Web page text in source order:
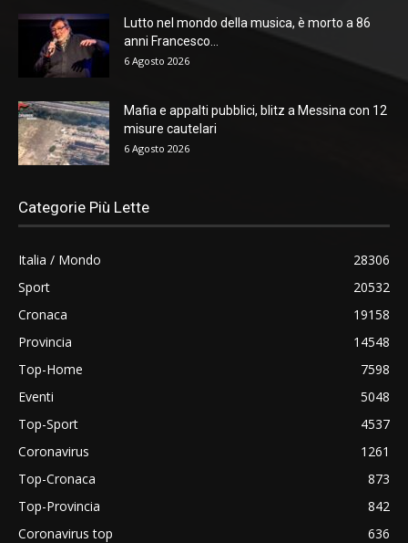
Lutto nel mondo della musica, è morto a 86
anni Francesco...
6 Agosto 2026
Mafia e appalti pubblici, blitz a Messina con 12
misure cautelari
6 Agosto 2026
Categorie Più Lette
Italia / Mondo
28306
Sport
20532
Cronaca
19158
Provincia
14548
Top-Home
7598
Eventi
5048
Top-Sport
4537
Coronavirus
1261
Top-Cronaca
873
Top-Provincia
842
Coronavirus top
636